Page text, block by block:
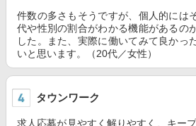
件数の多さもそうですが、個人的には
代や性別の割合がわかる機能があるの
した。また、実際に働いてみて良かっ
いと思います。（20代／女性）
タウンワーク
求人応募が見やすく解りやすく、キー